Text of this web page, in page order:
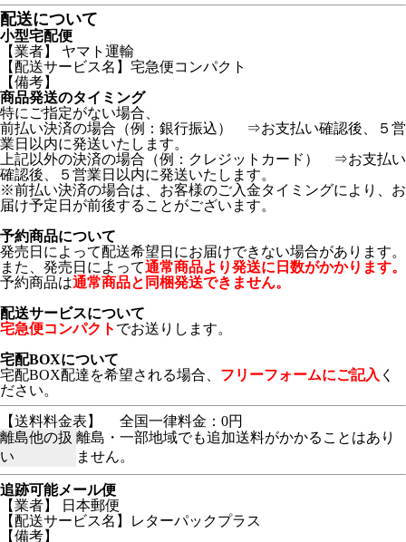
配送について
小型宅配便
【業者】 ヤマト運輸
【配送サービス名】宅急便コンパクト
【備考】
商品発送のタイミング
特にご指定がない場合、
前払い決済の場合（例：銀行振込） ⇒お支払い確認後、５営
業日以内に発送いたします。
上記以外の決済の場合（例：クレジットカード） ⇒お支払い
確認後、５営業日以内に発送いたします。
※前払い決済の場合は、お客様のご入金タイミングにより、お
届け予定日が前後することがございます。
予約商品について
発売日によって配送希望日にお届けできない場合があります。
また、発売日によって通常商品より発送に日数がかかります。
予約商品は通常商品と同梱発送できません。
配送サービスについて
宅急便コンパクト でお送りします。
宅配BOXについて
宅配BOX配達を希望される場合、 フリーフォームにご記入 く
ださい。
【送料料金表】
全国一律料金：0円
離島他の扱
い
離島・一部地域でも追加送料がかかることはあり
ません。
追跡可能メール便
【業者】 日本郵便
【配送サービス名】レターパックプラス
【備考】